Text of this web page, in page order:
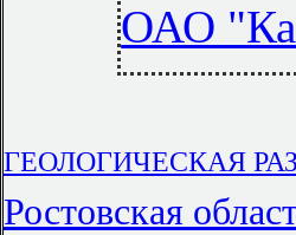
ОАО
ГЕОЛОГИЧЕСКАЯ
Ростовская